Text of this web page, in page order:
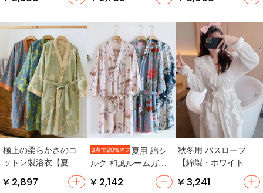
造・モダン和風】
性・和式デザイン・
刺繍・赤色】
極上の柔らかさのコ
ットン製浴衣【夏
用・薄手・吸水性・
和風デザイン】
¥ 2,897
夏用 綿シ
ルク 和風ルームガウ
ン【薄手・高級感・
ゆったり・プリント
¥ 2,142
秋冬用 バスローブ
【綿製・ホワイト・
新婦向け・快適なホ
ームウェア】
¥ 3,241